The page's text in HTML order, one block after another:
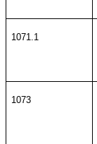
1071.1
1073